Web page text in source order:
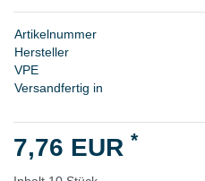
Artikelnummer
Hersteller
VPE
Versandfertig in
7,76 EUR *